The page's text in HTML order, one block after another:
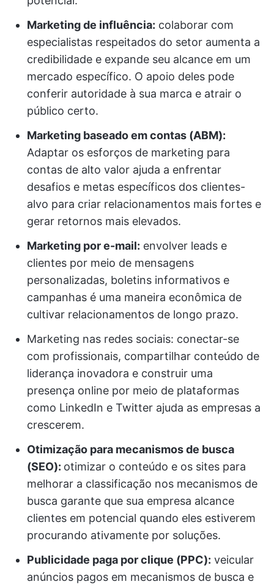
Marketing de influência: colaborar com
especialistas respeitados do setor aumenta a
credibilidade e expande seu alcance em um
mercado específico. O apoio deles pode
conferir autoridade à sua marca e atrair o
público certo.
Marketing baseado em contas (ABM):
Adaptar os esforços de marketing para
contas de alto valor ajuda a enfrentar
desafios e metas específicos dos clientes-
alvo para criar relacionamentos mais fortes e
gerar retornos mais elevados.
Marketing por e-mail: envolver leads e
clientes por meio de mensagens
personalizadas, boletins informativos e
campanhas é uma maneira econômica de
cultivar relacionamentos de longo prazo.
Marketing nas redes sociais: conectar-se
com profissionais, compartilhar conteúdo de
liderança inovadora e construir uma
presença online por meio de plataformas
como LinkedIn e Twitter ajuda as empresas a
crescerem.
Otimização para mecanismos de busca
(SEO): otimizar o conteúdo e os sites para
melhorar a classificação nos mecanismos de
busca garante que sua empresa alcance
clientes em potencial quando eles estiverem
procurando ativamente por soluções.
Publicidade paga por clique (PPC): veicular
anúncios pagos em mecanismos de busca e